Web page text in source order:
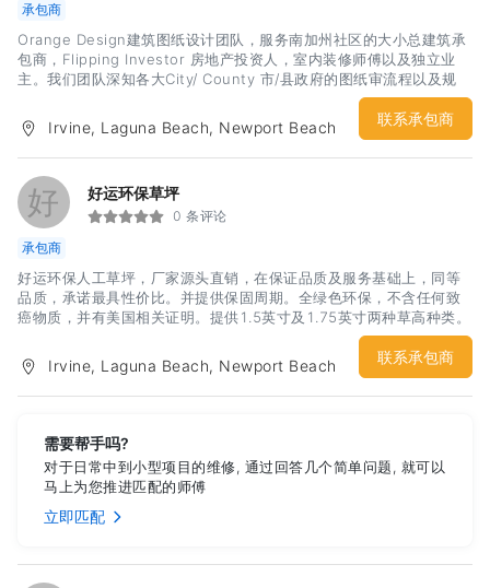
承包商
Orange Design建筑图纸设计团队，服务南加州社区的大小总建筑承
包商，Flipping Investor 房地产投资人，室内装修师傅以及独立业
主。我们团队深知各大City/ County 市/县政府的图纸审流程以及规
则，可以在最短的时间内，有效的节约时间。 我们团队已经有超过15
种ADU/JADU 独家设计创意户型图，可以快速参考选定。 您可以在选
定好的户型图纸上无限发挥您的设计要求以及理念，最终设计出您最
满意的设计方案。 1). ADU/ JADU附属住宅单位, 新建加建图纸设计
2). Structure Engineering结构工程图， 3). Title24 能量计算报告
4). 违章建筑合法化，Legalize图纸设计 5). 土地分割，土地整合，土
地规划 6). 水淹房，大麻屋 修复图纸申请 6). 挡土墙结构设计 免费报
Irvine, Laguna Beach, Newport Beach 联系承包商
好 好运环保草坪
0 条评论
承包商
好运环保人工草坪，厂家源头直销，在保证品质及服务基础上，同等
品质，承诺最具性价比。并提供保固周期。全绿色环保，不含任何致
癌物质，并有美国相关证明。提供1.5英寸及1.75英寸两种草高种类。
双层材质，PU底背。零售每尺1.6。批发价格可议，欢迎各大建商合
作。
Irvine, Laguna Beach, Newport Beach 联系承包商
需要帮手吗?
对于日常中到小型项目的维修, 通过回答几个简单问题, 就可以
马上为您推进匹配的师傅
立即匹配